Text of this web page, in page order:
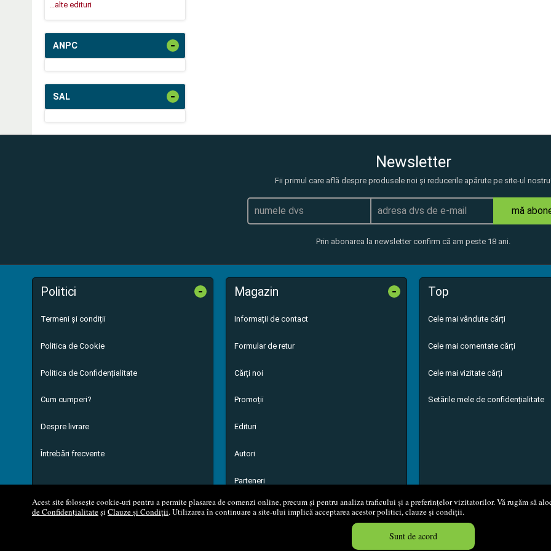
Acest site folosește cookie-uri pentru a permite plasarea de comenzi online, precum și pentru analiza traficului și a preferințelor vizitatorilor. Vă rugăm să
de Confidențialitateși Clauze și Condiții. Utilizarea în continuare a site-ului implică acceptarea acestor politici, clauze și condiții.
Sunt de acord
...alte edituri
ANPC -
SAL -
Newsletter
Fii primul care află despre produsele noi și reducerile apărute pe site-ul nostru!
mă
Prin abonarea la newsletter confirm că am peste 18 ani.
Politici -
Termeni și condiții
Politica de Cookie
Politica de Confidențialitate
Cum cumperi?
Despre livrare
Întrebări frecvente
Magazin -
Informații de contact
Formular de retur
Cărți noi
Promoții
Edituri
Autori
Parteneri
Top
Cele mai vândute cărți
Cele mai comentate cărți
Cele mai vizitate cărți
Setările mele de confidențialitate
© 2008 - 2026 S.C. M.G. Net Distribution S.R.L. Magazin online
Created in 0.0514 sec